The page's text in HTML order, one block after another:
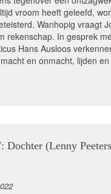
vroom heeft geleefd,
Wanhopig vraagt
rekenschap. In gesprek
Hans Ausloos
en onmacht, lijden
Dochter (Lenny